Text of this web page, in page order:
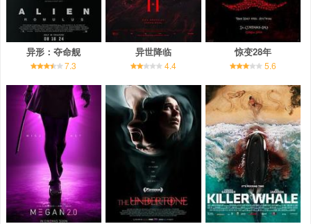
异形：夺命舰
7.3
异世降临
4.4
惊变28年
5.6